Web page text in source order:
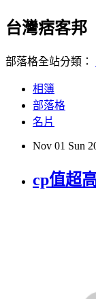
台灣痞客邦
部落格全站分類：
相簿
部落格
名片
Nov 01 Sun
cp值超